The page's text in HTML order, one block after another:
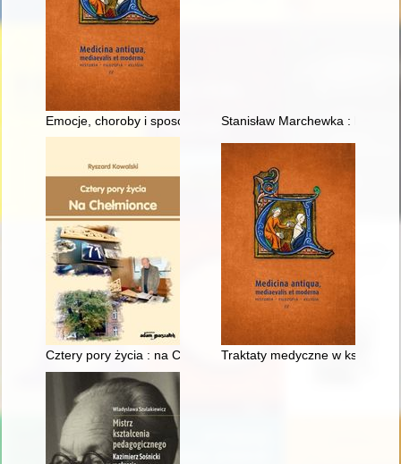
Emocje, choroby i sposoby leczenia : z życia artysty Jana
Stanisław Marchewka :
Cztery pory życia : na ChełmionceTraktaty medyczne w